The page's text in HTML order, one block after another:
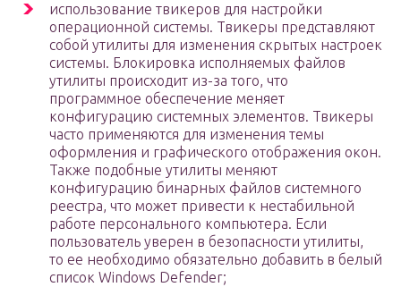
использование твикеров для настройки
операционной системы. Твикеры представляют
собой утилиты для изменения скрытых настроек
системы. Блокировка исполняемых файлов
утилиты происходит из-за того, что
программное обеспечение меняет
конфигурацию системных элементов. Твикеры
часто применяются для изменения темы
оформления и графического отображения окон.
Также подобные утилиты меняют
конфигурацию бинарных файлов системного
реестра, что может привести к нестабильной
работе персонального компьютера. Если
пользователь уверен в безопасности утилиты,
то ее необходимо обязательно добавить в белый
список Windows Defender;